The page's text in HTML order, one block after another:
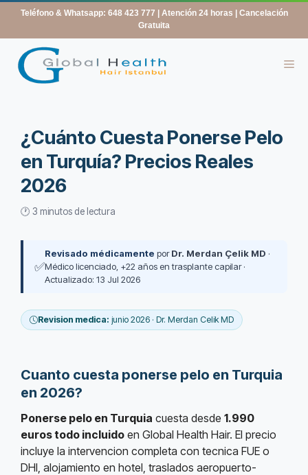
contenido
Teléfono & Whatsapp: 648 423 777
| Atención 24 horas | Cancelación
Gratuita
¿Cuánto Cuesta Ponerse Pelo
en Turquía? Precios Reales
2026
🕐 3 minutos de lectura
✅
Revisado médicamente porDr. Merdan Çelik MD ·
Médico licenciado, +22 años en trasplante capilar ·
Actualizado: 13 Jul 2026
Revision medica: junio 2026 · Dr. Merdan Celik MD
Cuanto cuesta ponerse pelo en Turquia
en 2026?
Ponerse pelo en Turquia cuesta desde 1.990
euros todo incluido en Global Health Hair. El precio
incluye la intervencion completa con tecnica FUE o
DHI, alojamiento en hotel, traslados aeropuerto-